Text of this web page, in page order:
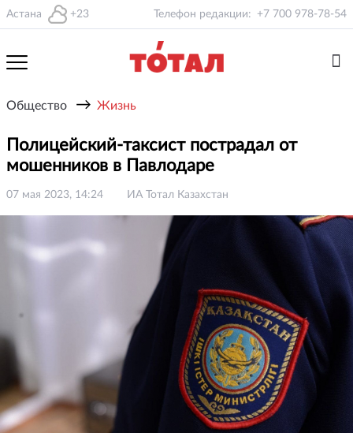
Астана +23 Телефон редакции: +7 700 978-78-54
Общество → Жизнь
Полицейский-таксист пострадал от
мошенников в Павлодаре
07 мая 2023, 14:24 ИА Тотал Казахстан